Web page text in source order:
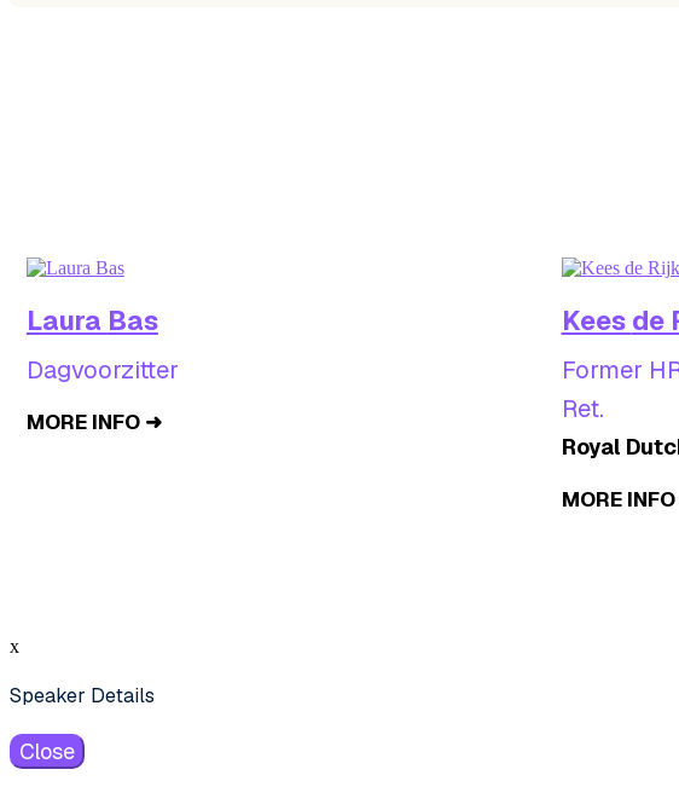
Laura Bas
Dagvoorzitter
MORE INFO ➜
Kees de
Former
Ret.
Royal
MORE
x
Speaker Details
Close